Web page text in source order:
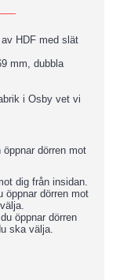
HDF med slät
mm, dubbla
i Osby vet vi
dörren mot
dig från insidan.
öppnar dörren mot
öppnar dörren
ska välja.